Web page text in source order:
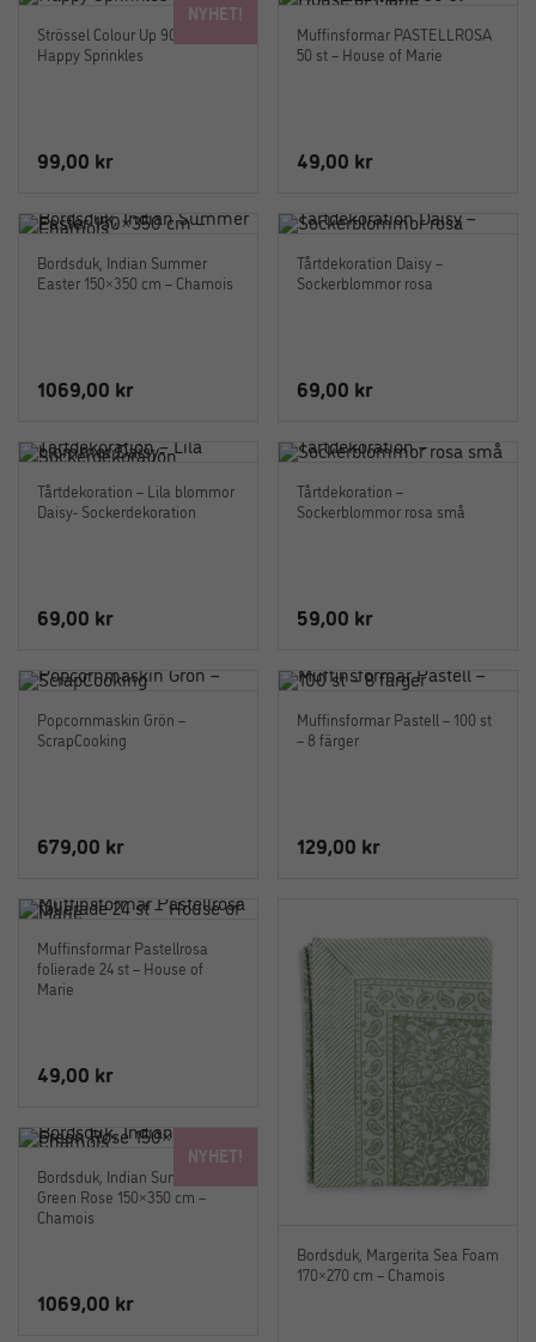
NYHET!
Strössel Colour Up 90 g –
Happy Sprinkles
99,00 kr
Muffinsformar PASTELLROSA
50 st – House of Marie
49,00 kr
Bordsduk, Indian Summer
Easter 150×350 cm – Chamois
1069,00 kr
Tårtdekoration Daisy –
Sockerblommor rosa
69,00 kr
Tårtdekoration – Lila blommor
Daisy- Sockerdekoration
69,00 kr
Tårtdekoration –
Sockerblommor rosa små
59,00 kr
Popcornmaskin Grön –
ScrapCooking
679,00 kr
Muffinsformar Pastell – 100 st
– 8 färger
129,00 kr
Muffinsformar Pastellrosa
folierade 24 st – House of
Marie
49,00 kr
Bordsduk, Margerita Sea Foam
170×270 cm – Chamois
NYHET!
Bordsduk, Indian Summer
Green Rose 150×350 cm –
Chamois
1069,00 kr